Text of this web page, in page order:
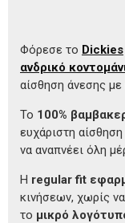
Φόρεσε το Dickies
ανδρικό
αίσθηση άνεσης με
Το 100%
ευχάριστη
να αναπνέει όλη
Η regular fit
κινήσεων, χωρίς
το μικρό